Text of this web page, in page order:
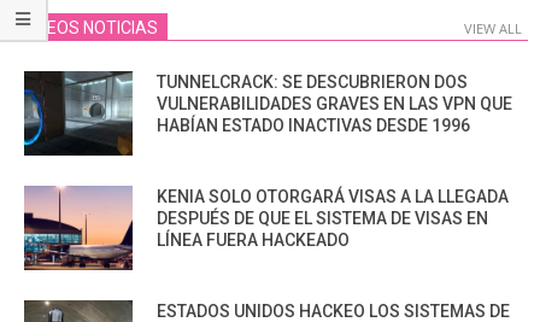
VIDEOS NOTICIAS VIEW ALL
TUNNELCRACK: SE DESCUBRIERON DOS
VULNERABILIDADES GRAVES EN LAS VPN QUE
HABÍAN ESTADO INACTIVAS DESDE 1996
KENIA SOLO OTORGARÁ VISAS A LA LLEGADA
DESPUÉS DE QUE EL SISTEMA DE VISAS EN
LÍNEA FUERA HACKEADO
ESTADOS UNIDOS HACKEO LOS SISTEMAS DE